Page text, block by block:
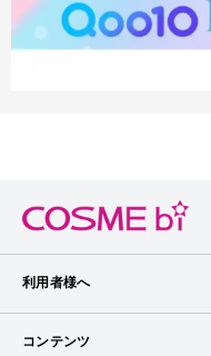
利用者様へ
メンバーログイン
コンテンツ